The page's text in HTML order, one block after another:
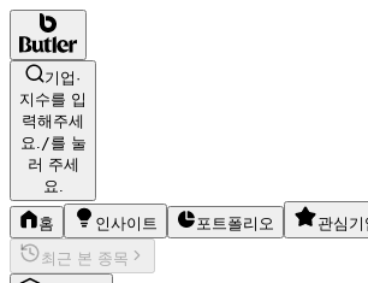
기업·
지수를 입
력해주세
요./를 눌
러 주세
요.
홈 인사이트 포트폴리오 관심기
최근 본 종목